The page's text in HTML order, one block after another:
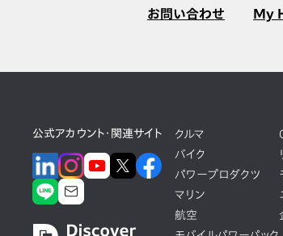
お問い合わせ My
公式アカウント・関連サイト
クルマ
バイク
パワープロダクツ
マリン
航空